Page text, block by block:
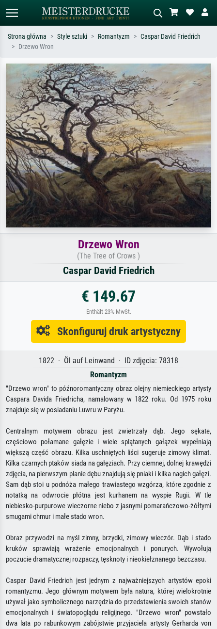
Szukaj wg artysty, tytułu lub stylu – np.
Monet, Gwiaździsta noc,
impresjonizm, fala Hokusaia, akt.
Opisz scenę – np. zielona łąka,
abstrakcja z czerwienią, ciemny olej,
stojący akt obok drzewa.
Strona główna Style sztuki Romantyzm
Caspar David Friedrich
Drzewo Wron
Drzewo Wron
(The Tree of Crows )
Caspar David Friedrich
€ 149.67
Enthält 23% MwSt.
Skonfiguruj druk artystyczny
1822 · Öl auf Leinwand · ID zdjęcia: 78318
Romantyzm
"Drzewo wron" to późnoromantyczny obraz olejny niemieckiego artysty
Caspara Davida Friedricha, namalowany w 1822 roku. Od 1975 roku
znajduje się w posiadaniu Luwru w Paryżu.
Centralnym motywem obrazu jest zwietrzały dąb. Jego sękate,
częściowo połamane gałęzie i wiele splątanych gałązek wypełniają
większą część obrazu. Kilka uschniętych liści sugeruje zimowy klimat.
Kilka czarnych ptaków siada na gałęziach. Przy ciemnej, dolnej krawędzi
zdjęcia, na pierwszym planie dębu znajdują się pniaki i kilka nagich gałęzi.
Sam dąb stoi u podnóża małego trawiastego wzgórza, które zgodnie z
notatką na odwrocie płótna jest kurhanem na wyspie Rugii. W tle
niebiesko-purpurowe wieczorne niebo z jasnymi pomarańczowo-żółtymi
smugami chmur i małe stado wron.
Obraz przywodzi na myśl zimny, brzydki, zimowy wieczór. Dąb i stado
kruków sprawiają wrażenie emocjonalnych i ponurych. Wywołują
poczucie dramatycznej rozpaczy, tęsknoty i nieokiełznanego bezczasu.
Caspar David Friedrich jest jednym z najważniejszych artystów epoki
romantyzmu. Jego głównym motywem była natura, której wielokrotnie
używał jako symbolicznego narzędzia do przedstawienia swoich stanów
emocjonalnych i światopoglądu religijnego. "Drzewo wron" powstało
dwa lata po rabunkowym zabójstwie przyjaciela artysty Gerharda von